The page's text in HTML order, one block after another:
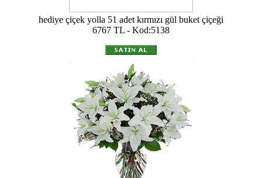
hediye çiçek yolla 51 adet kırmızı gül buket çiçeği
6767 TL - Kod:5138